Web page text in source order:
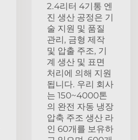
2.4리터 4기통 엔
진 생산 공정은 기
술 지원 및 품질
관리, 금형 제작
및 압출 주조, 기
계 생산 및 표면
처리에 의해 지원
됩니다. 우리 회사
는 150~4000톤
의 완전 자동 냉장
압축 주조 생산 라
인 60개를 보유하